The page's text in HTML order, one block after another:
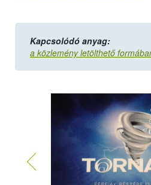
Kapcsolódó anyag:
a közlemény letölthető